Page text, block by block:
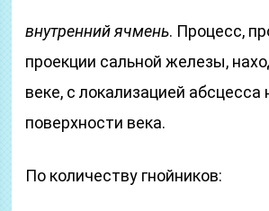
внутренний ячмень. Процесс,
проекции сальной железы,
веке, с локализацией абсцесса
поверхности века.
По количеству гнойников: